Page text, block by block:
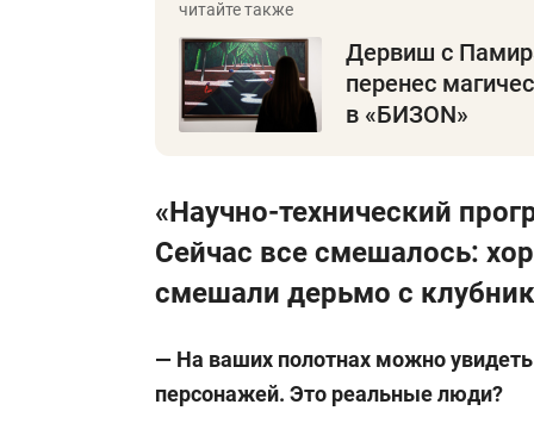
Дервиш с
перенес
в «БИЗОN»
«Научно-технический
Сейчас все смешалось:
смешали дерьмо с
— На ваших полотнах можно
персонажей. Это реальные люди?